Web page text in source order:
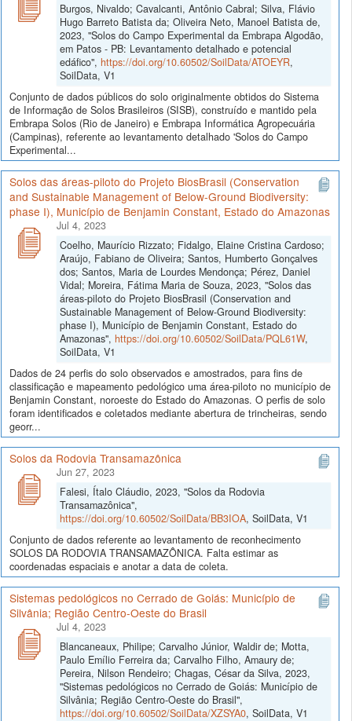
Burgos, Nivaldo; Cavalcanti, Antônio Cabral; Silva, Flávio
Hugo Barreto Batista da; Oliveira Neto, Manoel Batista de,
2023, "Solos do Campo Experimental da Embrapa Algodão,
em Patos - PB: Levantamento detalhado e potencial
edáfico", https://doi.org/10.60502/SoilData/ATOEYR,
SoilData, V1
Conjunto de dados públicos do solo originalmente obtidos do Sistema
de Informação de Solos Brasileiros (SISB), construído e mantido pela
Embrapa Solos (Rio de Janeiro) e Embrapa Informática Agropecuária
(Campinas), referente ao levantamento detalhado 'Solos do Campo
Experimental...
Solos das áreas-piloto do Projeto BiosBrasil (Conservation
and Sustainable Management of Below-Ground Biodiversity:
phase I), Município de Benjamin Constant, Estado do Amazonas
Jul 4, 2023
Coelho, Maurício Rizzato; Fidalgo, Elaine Cristina Cardoso;
Araújo, Fabiano de Oliveira; Santos, Humberto Gonçalves
dos; Santos, Maria de Lourdes Mendonça; Pérez, Daniel
Vidal; Moreira, Fátima Maria de Souza, 2023, "Solos das
áreas-piloto do Projeto BiosBrasil (Conservation and
Sustainable Management of Below-Ground Biodiversity:
phase I), Município de Benjamin Constant, Estado do
Amazonas", https://doi.org/10.60502/SoilData/PQL61W,
SoilData, V1
Dados de 24 perfis do solo observados e amostrados, para fins de
classificação e mapeamento pedológico uma área-piloto no município de
Benjamin Constant, noroeste do Estado do Amazonas. O perfis de solo
foram identificados e coletados mediante abertura de trincheiras, sendo
georr...
Solos da Rodovia Transamazônica
Jun 27, 2023
Falesi, Ítalo Cláudio, 2023, "Solos da Rodovia
Transamazônica",
https://doi.org/10.60502/SoilData/BB3IOA, SoilData, V1
Conjunto de dados referente ao levantamento de reconhecimento
SOLOS DA RODOVIA TRANSAMAZÔNICA. Falta estimar as
coordenadas espaciais e anotar a data de coleta.
Sistemas pedológicos no Cerrado de Goiás: Município de
Silvânia; Região Centro-Oeste do Brasil
Jul 4, 2023
Blancaneaux, Philipe; Carvalho Júnior, Waldir de; Motta,
Paulo Emílio Ferreira da; Carvalho Filho, Amaury de;
Pereira, Nilson Rendeiro; Chagas, César da Silva, 2023,
"Sistemas pedológicos no Cerrado de Goiás: Município de
Silvânia; Região Centro-Oeste do Brasil",
https://doi.org/10.60502/SoilData/XZSYA0, SoilData, V1